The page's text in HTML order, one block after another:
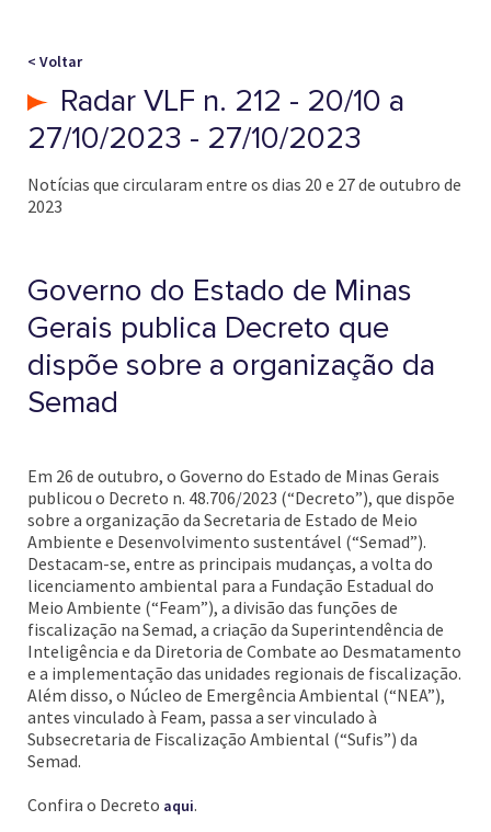
< Voltar
Radar VLF n. 212 - 20/10 a
27/10/2023 - 27/10/2023
Notícias que circularam entre os dias 20 e 27 de outubro de
2023
Governo do Estado de Minas
Gerais publica Decreto que
dispõe sobre a organização da
Semad
Em 26 de outubro, o Governo do Estado de Minas Gerais
publicou o Decreto n. 48.706/2023 (“Decreto”), que dispõe
sobre a organização da Secretaria de Estado de Meio
Ambiente e Desenvolvimento sustentável (“Semad”).
Destacam-se, entre as principais mudanças, a volta do
licenciamento ambiental para a Fundação Estadual do
Meio Ambiente (“Feam”), a divisão das funções de
fiscalização na Semad, a criação da Superintendência de
Inteligência e da Diretoria de Combate ao Desmatamento
e a implementação das unidades regionais de fiscalização.
Além disso, o Núcleo de Emergência Ambiental (“NEA”),
antes vinculado à Feam, passa a ser vinculado à
Subsecretaria de Fiscalização Ambiental (“Sufis”) da
Semad.
Confira o Decreto aqui.